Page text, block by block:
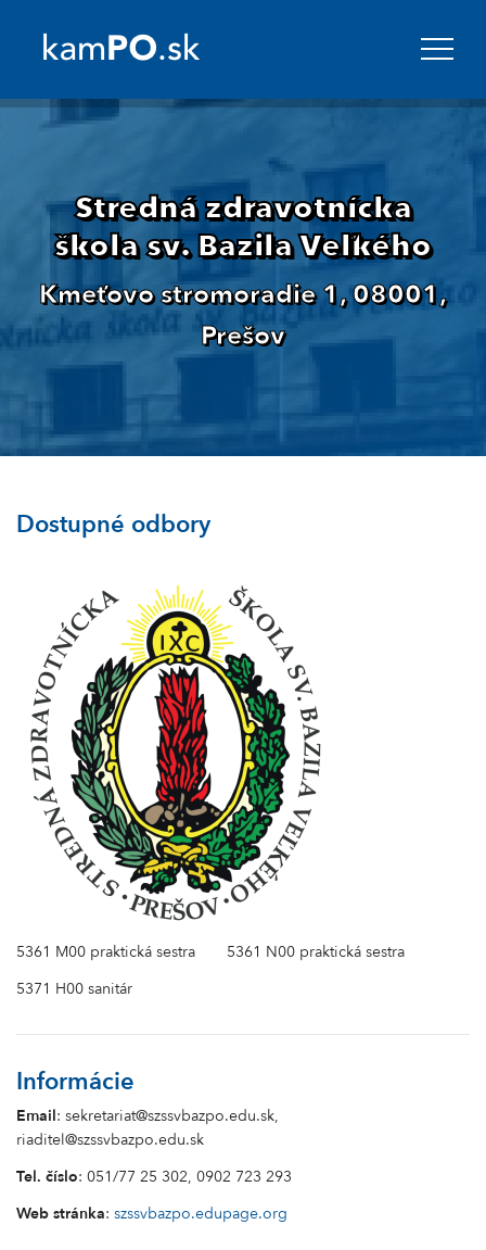
Stredná zdravotnícka
škola sv. Bazila Veľkého
Kmeťovo stromoradie 1, 08001,
Prešov
Dostupné odbory
5361 M00 praktická sestra
5361 N00 praktická sestra
5371 H00 sanitár
Informácie
Email: sekretariat@szssvbazpo.edu.sk,
riaditel@szssvbazpo.edu.sk
Tel. číslo: 051/77 25 302, 0902 723 293
Web stránka: szssvbazpo.edupage.org